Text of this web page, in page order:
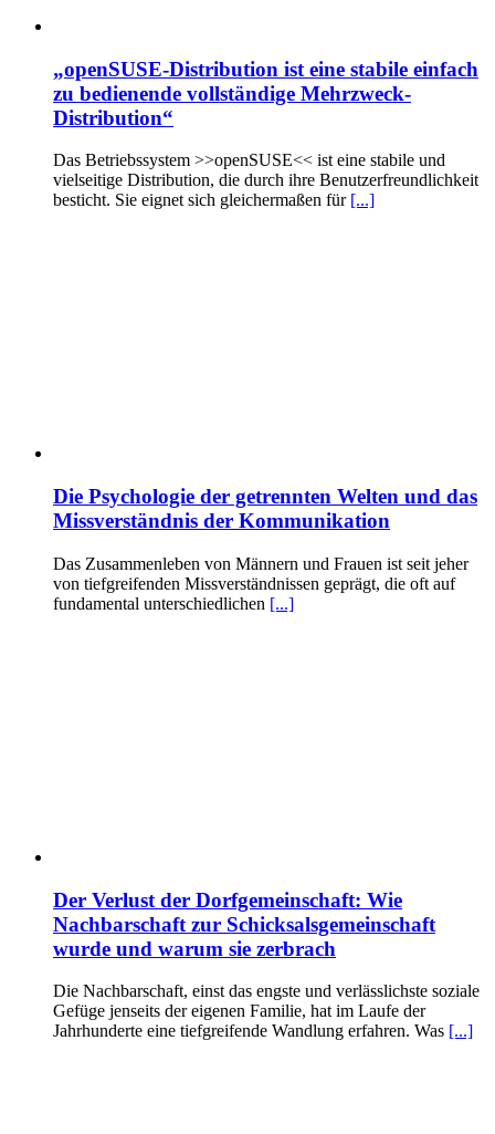
„openSUSE-Distribution ist eine stabile einfach
zu bedienende vollständige Mehrzweck-
Distribution“
Das Betriebssystem >>openSUSE<< ist eine stabile und
vielseitige Distribution, die durch ihre Benutzerfreundlichkeit
besticht. Sie eignet sich gleichermaßen für [...]
Die Psychologie der getrennten Welten und das
Missverständnis der Kommunikation
Das Zusammenleben von Männern und Frauen ist seit jeher
von tiefgreifenden Missverständnissen geprägt, die oft auf
fundamental unterschiedlichen [...]
Der Verlust der Dorfgemeinschaft: Wie
Nachbarschaft zur Schicksalsgemeinschaft
wurde und warum sie zerbrach
Die Nachbarschaft, einst das engste und verlässlichste soziale
Gefüge jenseits der eigenen Familie, hat im Laufe der
Jahrhunderte eine tiefgreifende Wandlung erfahren. Was [...]